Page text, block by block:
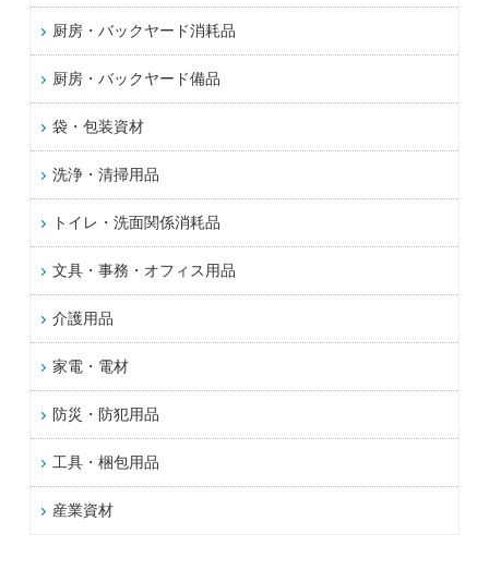
厨房・バックヤード消耗品
厨房・バックヤード備品
袋・包装資材
洗浄・清掃用品
トイレ・洗面関係消耗品
文具・事務・オフィス用品
介護用品
家電・電材
防災・防犯用品
工具・梱包用品
産業資材